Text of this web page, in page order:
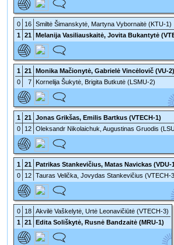
0 16 Smiltė Šimanskytė, Martyna Vybornaitė (KTU-1)
1 21 Melanija Vasiliauskaitė, Jovita Bukantytė
1 21 Monika Mačionytė, Gabrielė Vincėlovič (VU-2)
0
7 Kornelija Šukytė, Brigita Butkutė (LSMU-2)
1 21 Jonas Grikšas, Emilis Bartkus (VTECH-1)
0
12 Oleksandr Nikolaichuk, Augustinas Gruodis
1 21 Patrikas Stankevičius, Matas Navickas (VDU-
0
12 Tauras Velička, Jovydas Stankevičius (VTECH-
0 18 Akvilė Vaškelytė, Urtė Leonavičiūtė (VTECH-3)
1 21 Edita Soliškytė, Rusnė Bandzaitė (MRU-1)